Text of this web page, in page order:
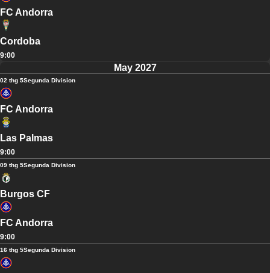
FC Andorra
Cordoba
9:00
May 2027
02 thg 5Segunda Division
FC Andorra
Las Palmas
9:00
09 thg 5Segunda Division
Burgos CF
FC Andorra
9:00
16 thg 5Segunda Division